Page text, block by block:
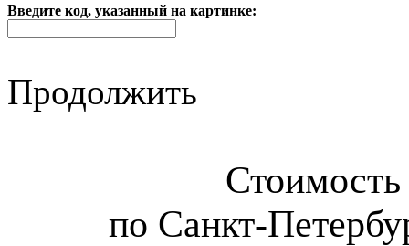
Введите код, указанный на картинке:
Продолжить
Стоимость
по Санкт-